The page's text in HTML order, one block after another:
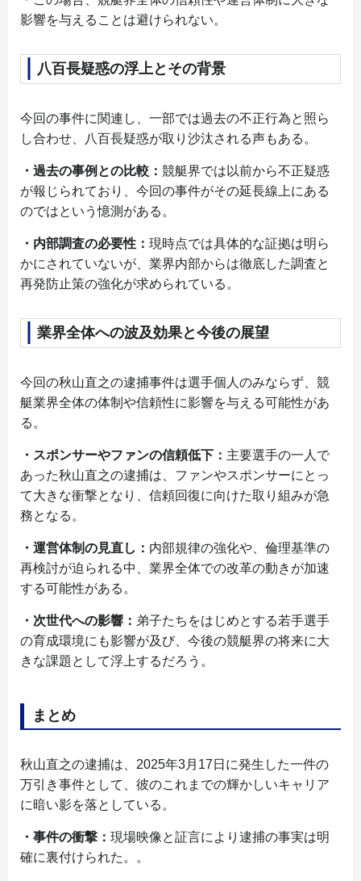
影響を与えることは避けられない。
八百長疑惑の浮上とその背景
今回の事件に関連し、一部では過去の不正行為と照ら
し合わせ、八百長疑惑が取り沙汰される声もある。
・過去の事例との比較： 競艇界では以前から不正疑惑
が報じられており、今回の事件がその延長線上にある
のではという憶測がある。
・内部調査の必要性： 現時点では具体的な証拠は明ら
かにされていないが、業界内部からは徹底した調査と
再発防止策の強化が求められている。
業界全体への波及効果と今後の展望
今回の秋山直之の逮捕事件は選手個人のみならず、競
艇業界全体の体制や信頼性に影響を与える可能性があ
る。
・スポンサーやファンの信頼低下： 主要選手の一人で
あった秋山直之の逮捕は、ファンやスポンサーにとっ
て大きな衝撃となり、信頼回復に向けた取り組みが急
務となる。
・運営体制の見直し： 内部規律の強化や、倫理基準の
再検討が迫られる中、業界全体での改革の動きが加速
する可能性がある。
・次世代への影響： 弟子たちをはじめとする若手選手
の育成環境にも影響が及び、今後の競艇界の将来に大
きな課題として浮上するだろう。
まとめ
秋山直之の逮捕は、2025年3月17日に発生した一件の
万引き事件として、彼のこれまでの輝かしいキャリア
に暗い影を落としている。
・事件の衝撃： 現場映像と証言により逮捕の事実は明
確に裏付けられた。。